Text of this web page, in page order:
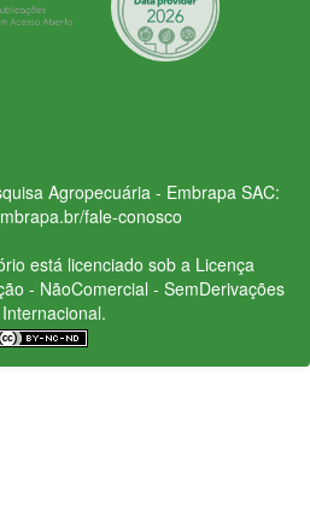
Agropecuária - Embrapa SAC:
fale-conosco
está licenciado sob a Licença
- NãoComercial - SemDerivações